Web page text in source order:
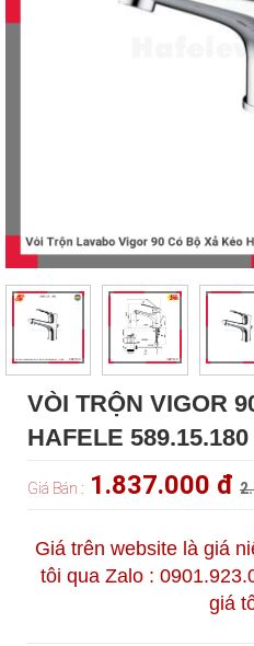
VÒI TRỘN VIGOR
HAFELE 589.15.180
Giá Bán : 1.837.000 đ
Giá trên website là giá
tôi qua Zalo :
giá